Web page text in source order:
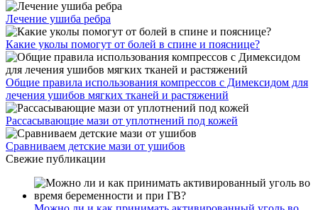
Лечение ушиба ребра
Какие уколы помогут от болей в спине и пояснице?
Общие правила использования компрессов с Димексидом для
лечения ушибов мягких тканей и растяжений
Рассасывающие мази от уплотнений под кожей
Сравниваем детские мази от ушибов
Свежие публикации